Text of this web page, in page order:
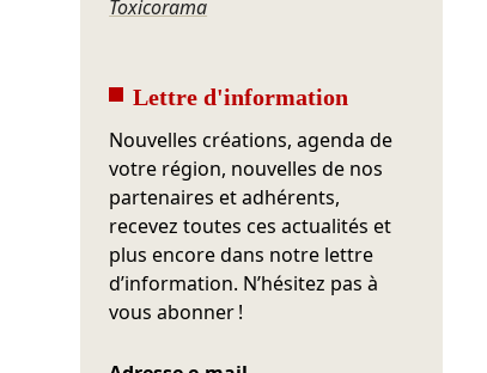
Toxicorama
Lettre d'information
Nouvelles créations, agenda de
votre région, nouvelles de nos
partenaires et adhérents,
recevez toutes ces actualités et
plus encore dans notre lettre
d’information. N’hésitez pas à
vous abonner !